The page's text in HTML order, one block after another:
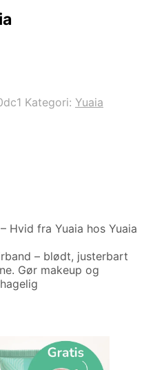
Kategori: Yuaia
Hvid fra Yuaia hos Yuaia
– blødt, justerbart
Gør makeup og